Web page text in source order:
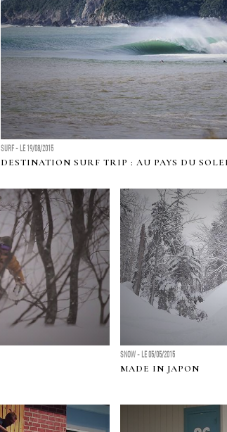
SURF - LE 19/08/2015
DESTINATION SURF TRIP : AU PAYS DU
SNOW - LE 05/05/2015
MADE IN JAPON